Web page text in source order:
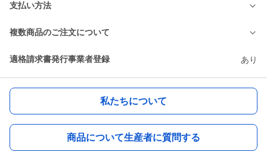
支払い方法
複数商品のご注文について
適格請求書発行事業者登録 あり
私たちについて
商品について生産者に質問する